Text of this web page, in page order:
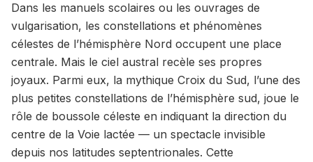
Dans les manuels scolaires ou les ouvrages de
vulgarisation, les constellations et phénomènes
célestes de l’hémisphère Nord occupent une place
centrale. Mais le ciel austral recèle ses propres
joyaux. Parmi eux, la mythique Croix du Sud, l’une des
plus petites constellations de l’hémisphère sud, joue le
rôle de boussole céleste en indiquant la direction du
centre de la Voie lactée — un spectacle invisible
depuis nos latitudes septentrionales. Cette